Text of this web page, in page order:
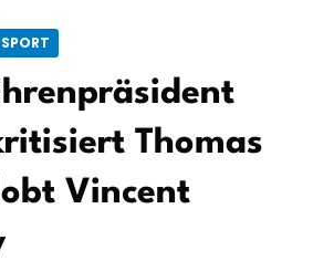
SPORT
Thomas
Vincent